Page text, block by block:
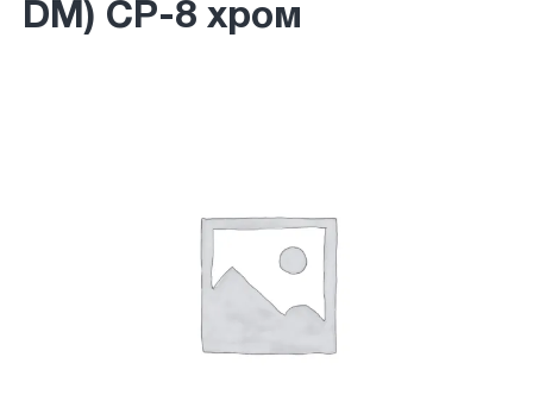
DM) CP-8 хром
Согласен с обработкой персональных
данных в соответствии с политикой
конфиденциальности